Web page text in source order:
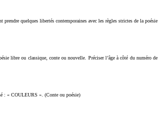
quelques libertés contemporaines avec les règles strictes de la poésie
libre ou classique, conte ou nouvelle. Préciser l’âge à côté du numéro de
: « COULEURS ». (Conte ou poésie)